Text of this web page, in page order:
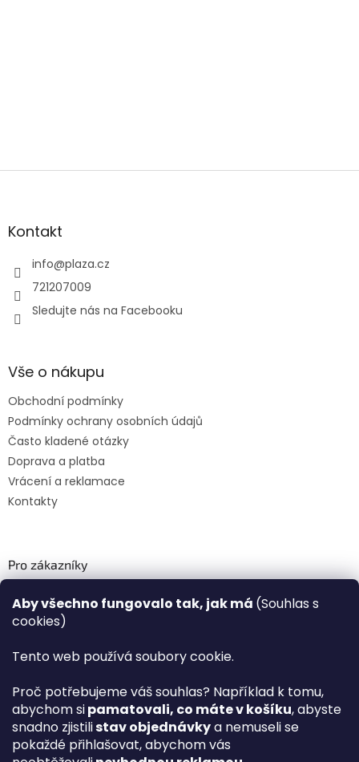
Aby všechno fungovalo tak, jak má (Souhlas s
cookies)
Tento web používá soubory cookie.
Proč potřebujeme váš souhlas? Například k tomu,
abychom sipamatovali, co máte v košíku, abyste
snadno zjistilistav objednávkya nemuseli se
pokaždé přihlašovat, abychom vás
Kontakt
info@plaza.cz
721207009
Sledujte nás na Facebooku
Vše o nákupu
Obchodní podmínky
Podmínky ochrany osobních údajů
Často kladené otázky
Doprava a platba
Vrácení a reklamace
Kontakty
Pro zákazníky
Recenze ✅
Věrnostní program PLAZA Bonus™
Plaza.cz slevové kódy a kupóny
Registrace
Přihlášení
PLAZA B2B™ VELKOOBCHOD
Vyhledávač návodů